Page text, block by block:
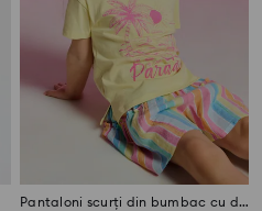
Pantaloni scurți din bumbac cu dungi colorate